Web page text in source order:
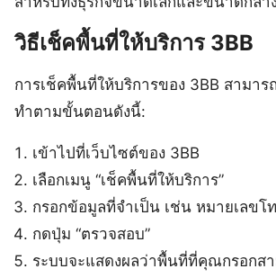
วิธีเช็คพื้นที่ให้บริการ 3BB
การเช็คพื้นที่ให้บริการของ 3BB สามาร
ทำตามขั้นตอนดังนี้:
เข้าไปที่เว็บไซต์ของ 3BB
เลือกเมนู “เช็คพื้นที่ให้บริการ”
กรอกข้อมูลที่จำเป็น เช่น หมายเลขโ
กดปุ่ม “ตรวจสอบ”
ระบบจะแสดงผลว่าพื้นที่ที่คุณกรอกส